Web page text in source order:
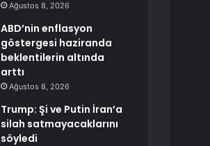
Ağustos 8, 2026
ABD’nin enflasyon
göstergesi haziranda
beklentilerin altında
arttı
Ağustos 8, 2026
Trump: Şi ve Putin İran’a
silah satmayacaklarını
söyledi